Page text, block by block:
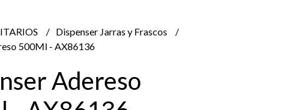
Dispenser Jarras y Frascos
500Ml - AX86136
Adereso